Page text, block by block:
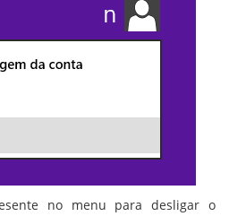
no menu para desligar o